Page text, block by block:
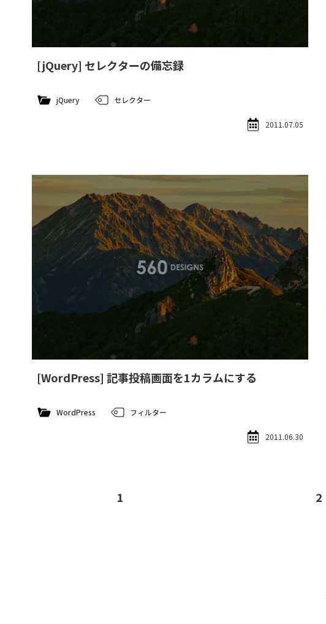
[jQuery] セレクターの備忘録
jQuery セレクター
2011.07.05
[WordPress] 記事投稿画面を1カラムにする
WordPress フィルター
2011.06.30
1 2